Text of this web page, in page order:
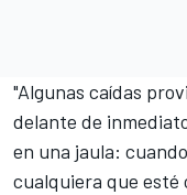
"Algunas caídas
delante de
en una jaula:
cualquiera que esté